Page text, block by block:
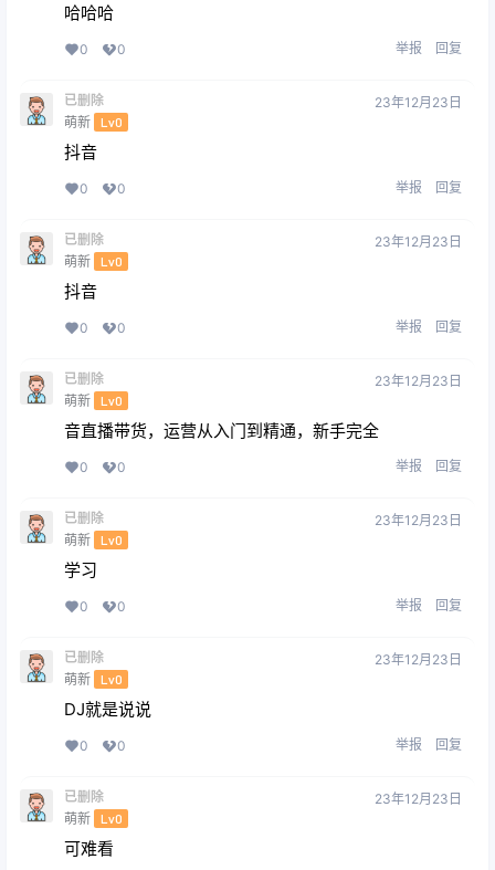
哈哈哈
0 0 举报 回复
已删除
萌新 Lv0
23年12月23日
抖音
0 0 举报 回复
已删除
萌新 Lv0
23年12月23日
抖音
0 0 举报 回复
已删除
萌新 Lv0
23年12月23日
音直播带货，运营从入门到精通，新手完全
0 0 举报 回复
已删除
萌新 Lv0
23年12月23日
学习
0 0 举报 回复
已删除
萌新 Lv0
23年12月23日
DJ就是说说
0 0 举报 回复
已删除
萌新 Lv0
23年12月23日
可难看